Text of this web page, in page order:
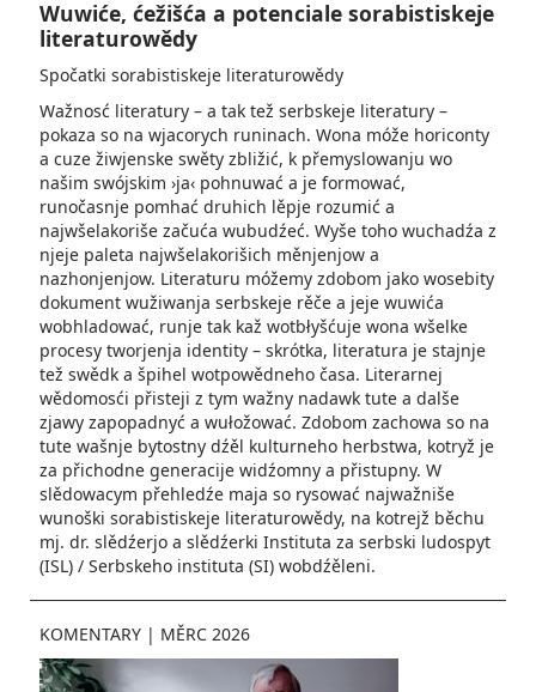
Wuwiće, ćežišća a potenciale sorabistiskeje
literaturowědy
Spočatki sorabistiskeje literaturowědy
Wažnosć literatury – a tak tež serbskeje literatury –
pokaza so na wjacorych runinach. Wona móže horiconty
a cuze žiwjenske swěty zbližić, k přemyslowanju wo
našim swójskim ›ja‹ pohnuwać a je formować,
runočasnje pomhać druhich lěpje rozumić a
najwšelakoriše začuća wubudźeć. Wyše toho wuchadźa z
njeje paleta najwšelakorišich měnjenjow a
nazhonjenjow. Literaturu móžemy zdobom jako wosebity
dokument wužiwanja serbskeje rěče a jeje wuwića
wobhladować, runje tak kaž wotbłyšćuje wona wšelke
procesy tworjenja identity – skrótka, literatura je stajnje
tež swědk a špihel wotpowědneho časa. Literarnej
wědomosći přisteji z tym wažny nadawk tute a dalše
zjawy zapopadnyć a wułožować. Zdobom zachowa so na
tute wašnje bytostny dźěl kulturneho herbstwa, kotryž je
za přichodne generacije widźomny a přistupny. W
slědowacym přehledźe maja so rysować najwažniše
wunoški sorabistiskeje literaturowědy, na kotrejž běchu
mj. dr. slědźerjo a slědźerki Instituta za serbski ludospyt
(ISL) / Serbskeho instituta (SI) wobdźěleni.
KOMENTARY | MĚRC 2026